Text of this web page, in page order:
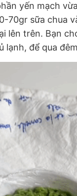
yến mạch
70gr sữa chua
lên trên. Bạn
lạnh, để qua